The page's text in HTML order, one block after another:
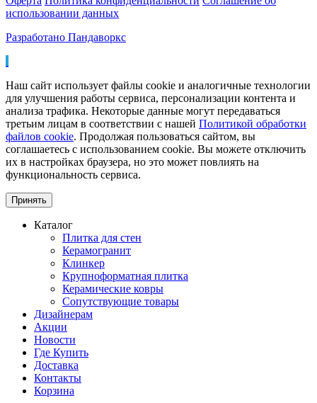
использовании данных
Разработано Пандаворкс
Наш сайт использует файлы cookie и аналогичные технологии
для улучшения работы сервиса, персонализации контента и
анализа трафика. Некоторые данные могут передаваться
третьим лицам в соответствии с нашей Политикой обработки
файлов cookie. Продолжая пользоваться сайтом, вы
соглашаетесь с использованием cookie. Вы можете отключить
их в настройках браузера, но это может повлиять на
функциональность сервиса.
Принять
Каталог
Плитка для стен
Керамогранит
Клинкер
Крупноформатная плитка
Керамические ковры
Сопутствующие товары
Дизайнерам
Акции
Новости
Где Купить
Доставка
Контакты
Корзина